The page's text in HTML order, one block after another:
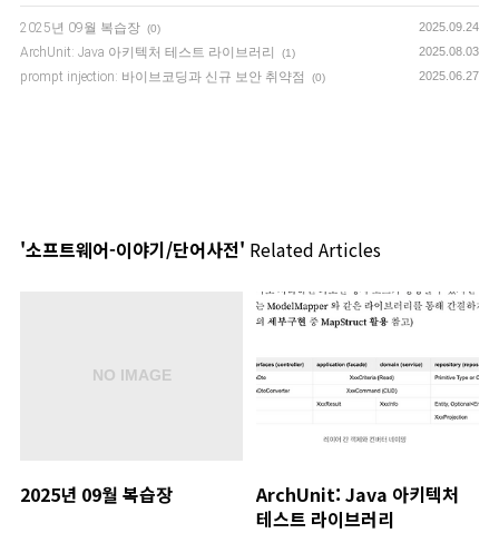
2025년 09월 복습장 (0) 2025.09.24
ArchUnit: Java 아키텍처 테스트 라이브러리 (1) 2025.08.03
prompt injection: 바이브코딩과 신규 보안 취약점 (0) 2025.06.27
'소프트웨어-이야기/단어사전' Related Articles
2025년 09월 복습장
ArchUnit: Java 아키텍처
테스트 라이브러리